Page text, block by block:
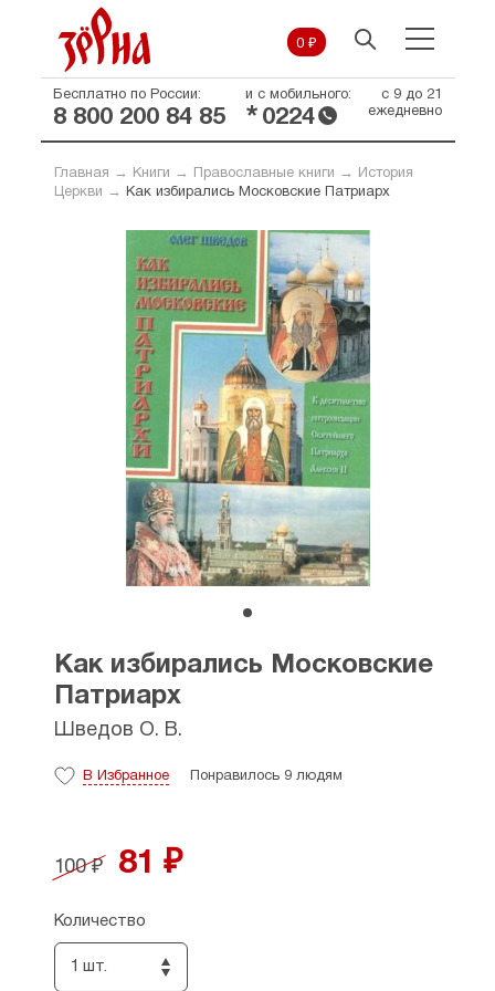
0 ₽
Бесплатно по России:
8 800 200 84 85
и с мобильного:
* 0224
с 9 до 21
ежедневно
Главная → Книги → Православные книги →
История
Церкви → Как избирались Московские Патриарх
Как избирались Московские
Патриарх
Шведов О. В.
В Избранное Понравилось 9 людям
100 ₽ 81 ₽
Количество
1 шт.